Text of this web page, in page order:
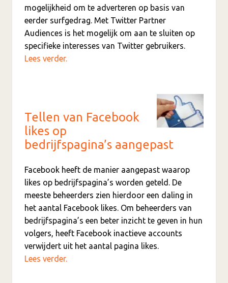
mogelijkheid om te adverteren op basis van
eerder surfgedrag. Met Twitter Partner
Audiences is het mogelijk om aan te sluiten op
specifieke interesses van Twitter gebruikers.
Lees verder.
Tellen van Facebook
likes op
bedrijfspagina’s aangepast
Facebook heeft de manier aangepast waarop
likes op bedrijfspagina’s worden geteld. De
meeste beheerders zien hierdoor een daling in
het aantal Facebook likes. Om beheerders van
bedrijfspagina’s een beter inzicht te geven in hun
volgers, heeft Facebook inactieve accounts
verwijdert uit het aantal pagina likes.
Lees verder.